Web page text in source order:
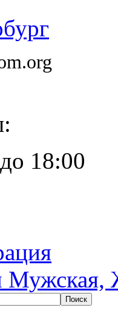
18:00
Мужская,